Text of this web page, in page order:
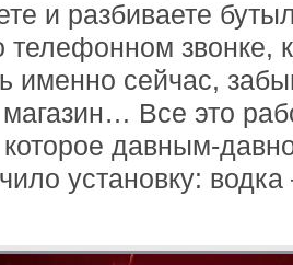
и разбиваете
звонке,
именно сейчас,
магазин… Все это
которое давным-
установку: